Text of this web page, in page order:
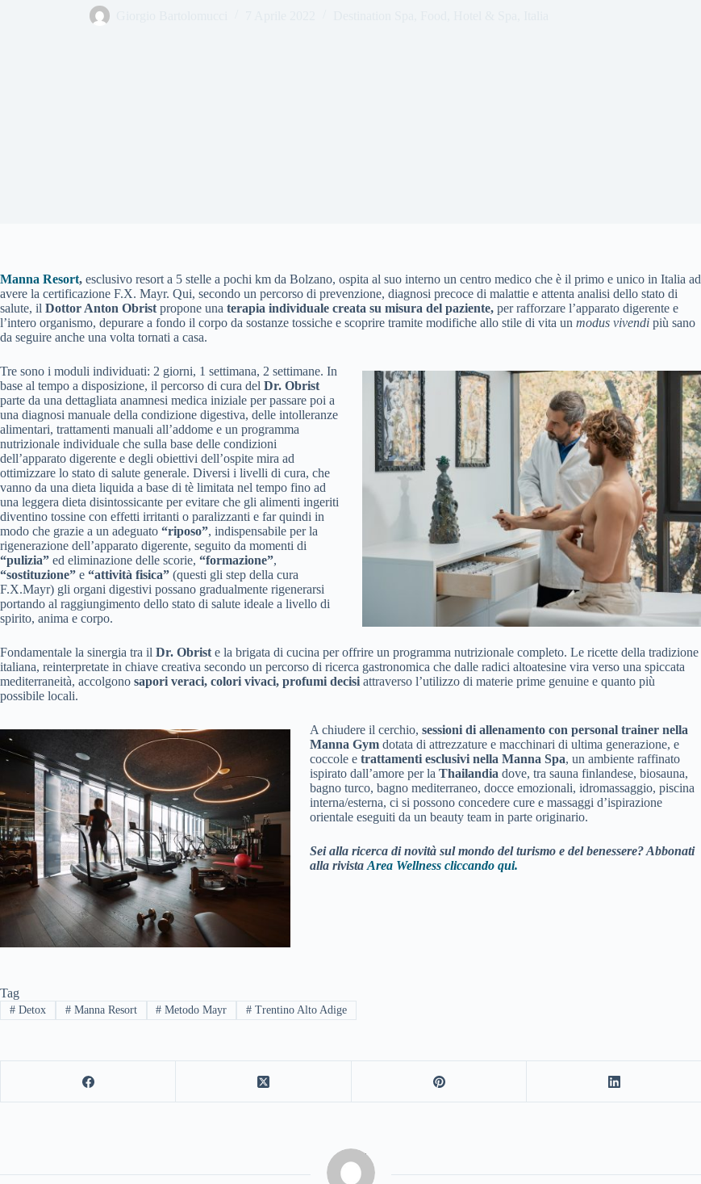
Manna Resort, esclusivo resort a 5 stelle a pochi km da Bolzano, ospita al suo interno un centro medico che è il primo e unico in Italia ad
avere la certificazione F.X. Mayr. Qui, secondo un percorso di prevenzione, diagnosi precoce di malattie e attenta analisi dello stato di
salute, il Dottor Anton Obrist propone una terapia individuale creata su misura del paziente, per rafforzare l’apparato digerente e
l’intero organismo, depurare a fondo il corpo da sostanze tossiche e scoprire tramite modifiche allo stile di vita un modus vivendi più sano
da seguire anche una volta tornati a casa.
Tre sono i moduli individuati: 2 giorni, 1 settimana, 2 settimane. In
base al tempo a disposizione, il percorso di cura del Dr. Obrist
parte da una dettagliata anamnesi medica iniziale per passare poi a
una diagnosi manuale della condizione digestiva, delle intolleranze
alimentari, trattamenti manuali all’addome e un programma
nutrizionale individuale che sulla base delle condizioni
dell’apparato digerente e degli obiettivi dell’ospite mira ad
ottimizzare lo stato di salute generale. Diversi i livelli di cura, che
vanno da una dieta liquida a base di tè limitata nel tempo fino ad
una leggera dieta disintossicante per evitare che gli alimenti ingeriti
diventino tossine con effetti irritanti o paralizzanti e far quindi in
modo che grazie a un adeguato “riposo”, indispensabile per la
rigenerazione dell’apparato digerente, seguito da momenti di
“pulizia” ed eliminazione delle scorie, “formazione”,
“sostituzione” e “attività fisica” (questi gli step della cura
F.X.Mayr) gli organi digestivi possano gradualmente rigenerarsi
portando al raggiungimento dello stato di salute ideale a livello di
spirito, anima e corpo.
Fondamentale la sinergia tra il Dr. Obrist e la brigata di cucina per offrire un programma nutrizionale completo. Le ricette della tradizione
italiana, reinterpretate in chiave creativa secondo un percorso di ricerca gastronomica che dalle radici altoatesine vira verso una spiccata
mediterraneità, accolgono sapori veraci, colori vivaci, profumi decisi attraverso l’utilizzo di materie prime genuine e quanto più
possibile locali.
A chiudere il cerchio, sessioni di allenamento con personal trainer nella
Manna Gym dotata di attrezzature e macchinari di ultima generazione, e
coccole e trattamenti esclusivi nella Manna Spa, un ambiente raffinato
ispirato dall’amore per la Thailandia dove, tra sauna finlandese, biosauna,
bagno turco, bagno mediterraneo, docce emozionali, idromassaggio, piscina
interna/esterna, ci si possono concedere cure e massaggi d’ispirazione
orientale eseguiti da un beauty team in parte originario.
Sei alla ricerca di novità sul mondo del turismo e del benessere? Abbonati
alla rivista Area Wellness cliccando qui.
Tag
#Detox #Manna Resort # Metodo Mayr # Trentino Alto Adige